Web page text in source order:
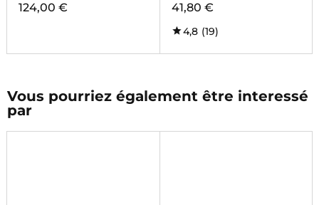
124,00 € 41,80 €
4,8 (19)
Vous pourriez également être interessé
par